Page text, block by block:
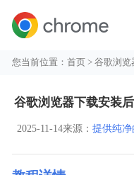
您当前位置：首页 > 谷歌浏览
谷歌浏览器下载安装
2025-11-14来源： 提供纯净